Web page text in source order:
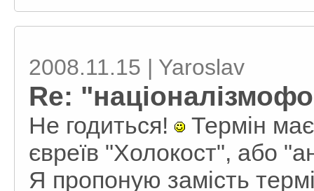
2008.11.15 | Yaroslav
Re:
Не годиться!
Термін
євреїв "Холокост", або
Я пропоную замість